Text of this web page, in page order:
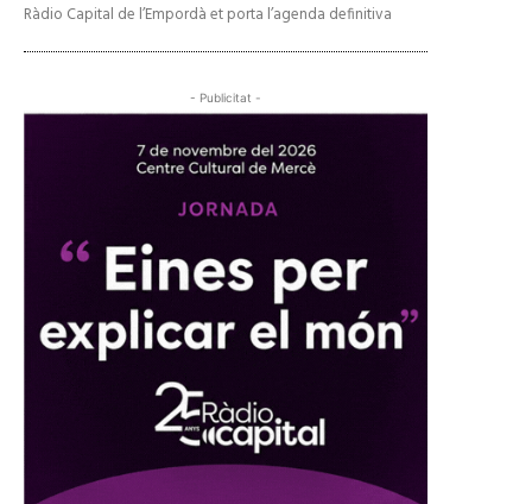
Ràdio Capital de l’Empordà et porta l’agenda definitiva
- Publicitat -